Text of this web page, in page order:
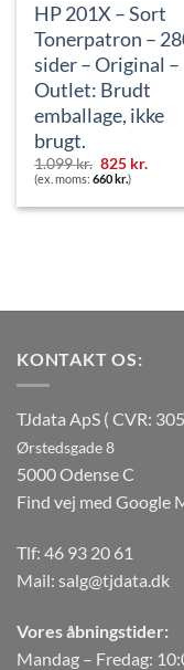
HP 201X – Sort
Tonerpatron –
sider – Original –
Outlet: Brudt
emballage, ikke
brugt.
1.099kr. Den
oprindelige
var:
825 kr.Den
er:
(ex. moms:660 kr.)
KONTAKT OS:
TJdata ApS ( CVR:
Ørstedsgade 8
5000 Odense C
Find vej med Google
Tlf: 46 93 20 61
Mail: salg@tjdata.dk
Vores åbningstider:
Mandag – Fredag: